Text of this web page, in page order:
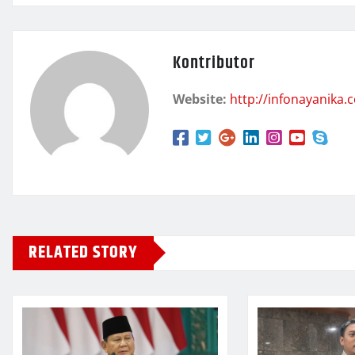
Kontributor
Website: http://
RELATED STORY